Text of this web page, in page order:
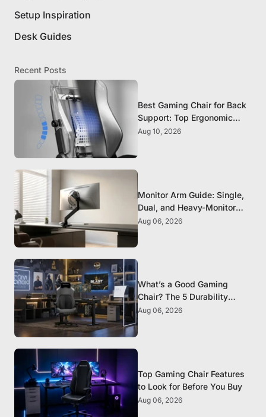
Setup Inspiration
Desk Guides
Recent Posts
Best Gaming Chair for Back
Support: Top Ergonomic
Picks for Spine Health
Aug 10, 2026
Monitor Arm Guide: Single,
Dual, and Heavy-Monitor
Mounts
Aug 06, 2026
What’s a Good Gaming
Chair? The 5 Durability
Standards That Actually
Aug 06, 2026
Top Gaming Chair Features
to Look for Before You Buy
Aug 06, 2026